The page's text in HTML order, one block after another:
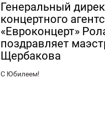
Генеральный
концертного
«Евроконцерт»
поздравляет
Щербакова
С Юбилеем!